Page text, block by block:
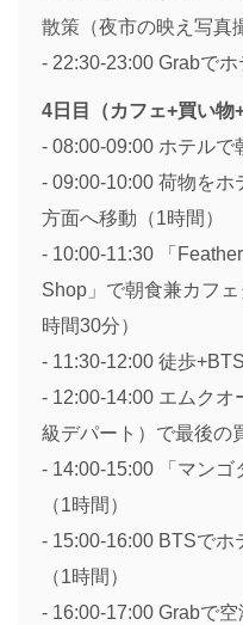
散策（夜市の映え写真
- 22:30-23:00 Grabでホ
4日目（カフェ+買い物+
- 08:00-09:00 ホテル
- 09:00-10:00 荷物を
方面へ移動（1時間）
- 10:00-11:30 「
Shop」で朝食兼カフ
時間30分）
- 11:30-12:00 徒歩
- 12:00-14:00 エムクオ
級デパート）で最後の
- 14:00-15:00 「マンゴ
（1時間）
- 15:00-16:00 BTSでホ
（1時間）
- 16:00-17:00 Grabで空